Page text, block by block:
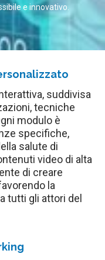
e innovativo.
suddivisa
tecniche
modulo è
specifiche,
salute di
video di alta
di creare
la
tutti gli attori del